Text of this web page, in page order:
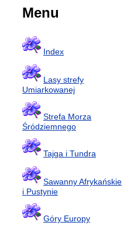
Menu
Index
Lasy strefy
Umiarkowanej
Strefa Morza
Śródziemnego
Tajga i Tundra
Sawanny Afrykańskie
i Pustynie
Góry Europy